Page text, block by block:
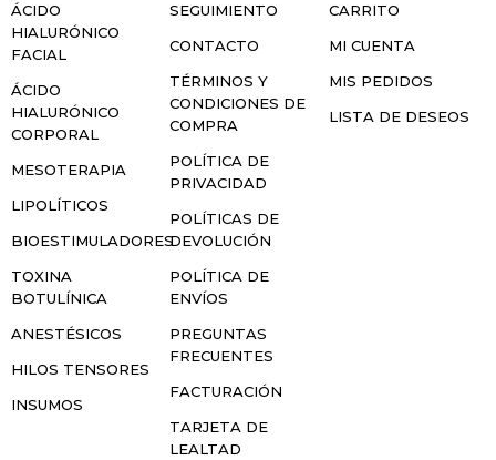
ÁCIDO
HIALURÓNICO
FACIAL
ÁCIDO
HIALURÓNICO
CORPORAL
MESOTERAPIA
LIPOLÍTICOS
BIOESTIMULADORES
TOXINA
BOTULÍNICA
ANESTÉSICOS
HILOS TENSORES
INSUMOS
SEGUIMIENTO
CONTACTO
TÉRMINOS Y
CONDICIONES DE
COMPRA
POLÍTICA DE
PRIVACIDAD
POLÍTICAS DE
DEVOLUCIÓN
POLÍTICA DE
ENVÍOS
PREGUNTAS
FRECUENTES
FACTURACIÓN
TARJETA DE
LEALTAD
CARRITO
MI CUENTA
MIS PEDIDOS
LISTA DE DESEOS